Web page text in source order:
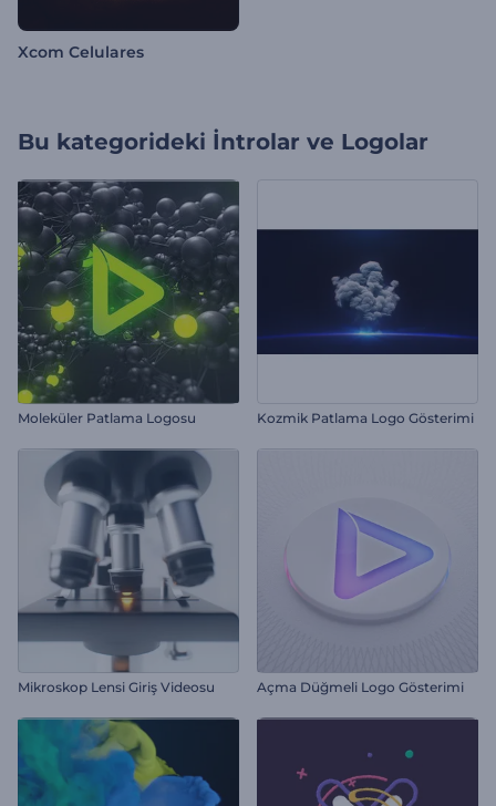
Xcom Celulares
Bu kategorideki İntrolar ve Logolar
Moleküler Patlama Logosu Kozmik Patlama Logo Gösterimi
Mikroskop Lensi Giriş Videosu Açma Düğmeli Logo Gösterimi